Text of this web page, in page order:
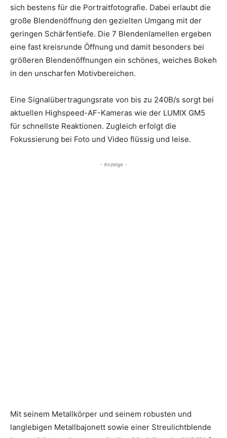
sich bestens für die Portraitfotografie. Dabei erlaubt die
große Blendenöffnung den gezielten Umgang mit der
geringen Schärfentiefe. Die 7 Blendenlamellen ergeben
eine fast kreisrunde Öffnung und damit besonders bei
größeren Blendenöffnungen ein schönes, weiches Bokeh
in den unscharfen Motivbereichen.
Eine Signalübertragungsrate von bis zu 240B/s sorgt bei
aktuellen Highspeed-AF-Kameras wie der LUMIX GM5
für schnellste Reaktionen. Zugleich erfolgt die
Fokussierung bei Foto und Video flüssig und leise.
- Anzeige -
Mit seinem Metallkörper und seinem robusten und
langlebigen Metallbajonett sowie einer Streulichtblende